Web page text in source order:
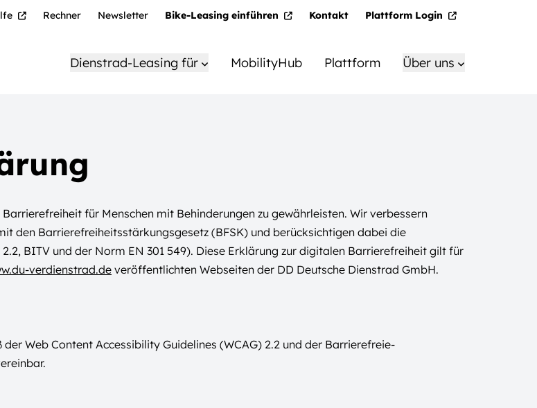
Rechner Newsletter Bike-Leasing einführen Kontakt Plattform Login
Dienstrad-Leasing für MobilityHub Plattform Über uns
für Menschen mit Behinderungen zu gewährleisten. Wir verbessern
den Barrierefreiheitsstärkungsgesetz (BFSK) und berücksichtigen dabei die
BITV und der Norm EN 301 549). Diese Erklärung zur digitalen Barrierefreiheit gilt für
verdienstrad.de veröffentlichten Webseiten der DD Deutsche Dienstrad GmbH.
Web Content Accessibility Guidelines (WCAG) 2.2 und der Barrierefreie-